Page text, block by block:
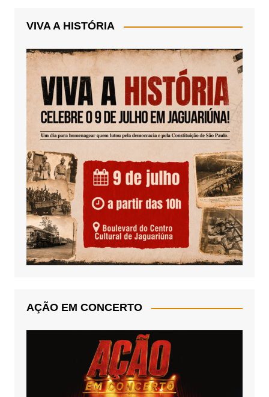
VIVA A HISTÓRIA
AÇÃO EM CONCERTO